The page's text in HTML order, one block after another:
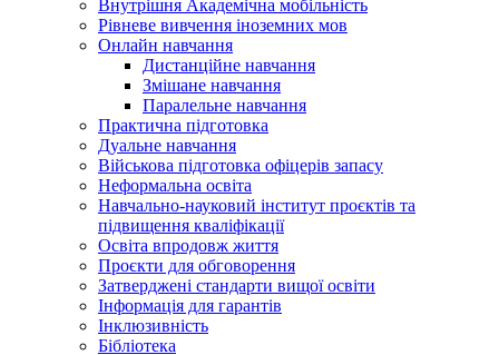
Внутрішня Академічна мобільність
Рівневе вивчення іноземних мов
Онлайн навчання
Дистанційне навчання
Змішане навчання
Паралельне навчання
Практична підготовка
Дуальне навчання
Військова підготовка офіцерів запасу
Неформальна освіта
Навчально-науковий інститут проєктів та
підвищення кваліфікації
Освіта впродовж життя
Проєкти для обговорення
Затверджені стандарти вищої освіти
Інформація для гарантів
Інклюзивність
Бібліотека